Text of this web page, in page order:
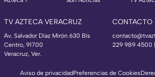
TV AZTECA VERACRUZ
Av. Salvador Díaz Mirón 630 Bis
Centro, 91700
Veracruz, Ver.
CONTACTO
229 989 4500
Aviso de privacidadPreferencias de Cookies